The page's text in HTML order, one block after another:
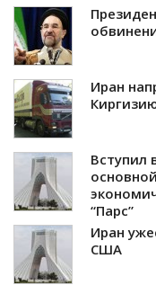
Иран
Вступил
“Парс”
Иран
США